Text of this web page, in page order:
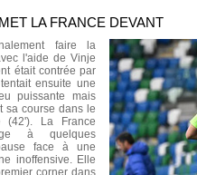
LA FRANCE DEVANT
faire la
l'aide de Vinje
était contrée par
ensuite une
puissante mais
sa course dans le
(42'). La France
à quelques
face à une
inoffensive. Elle
corner dans